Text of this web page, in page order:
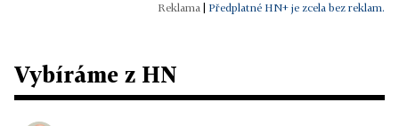
Předplatné HN+ je zcela bez reklam.
Vybíráme z HN